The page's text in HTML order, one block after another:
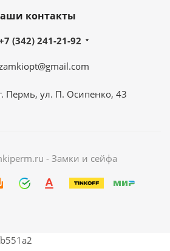
контакты
(342) 241-21-92
zamkiopt@gmail.com
Пермь, ул. П. Осипенко, 43
- Замки и сейфа